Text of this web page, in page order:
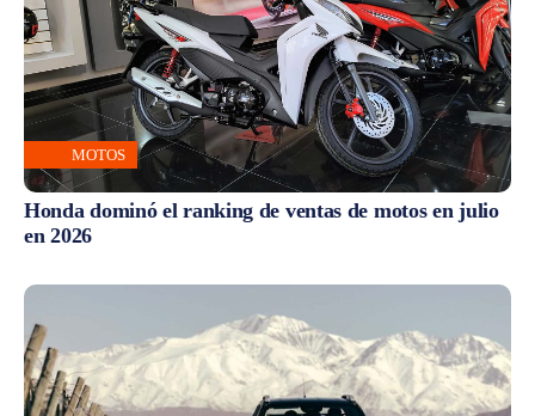
MOTOS
Honda dominó el ranking de ventas de motos en julio
en 2026